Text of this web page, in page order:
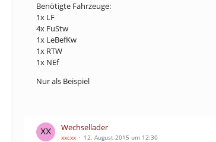
Benötigte Fahrzeuge:
1x LF
4x FuStw
1x LeBefKw
1x RTW
1x NEf
Nur als Beispiel
Wechsellader
xxcxx 12. August 2015 um 12:30